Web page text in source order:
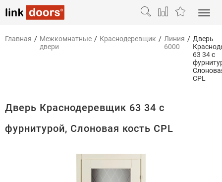
Главная / Межкомнатные
двери
/ Краснодеревщик / Линия
6000
/ Дверь
63 34 с
CPL
Дверь Краснодеревщик 63 34 с
фурнитурой, Слоновая кость CPL